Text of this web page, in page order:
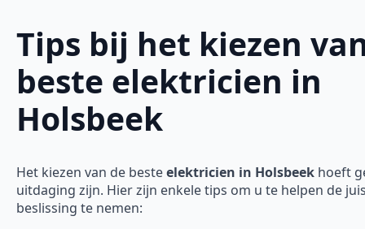
Tips bij het kiezen
beste elektricien in
Holsbeek
Het kiezen van de besteelektricien in Holsbeek hoeft
uitdaging zijn. Hier zijn enkele tips om u te helpen de
beslissing te nemen: